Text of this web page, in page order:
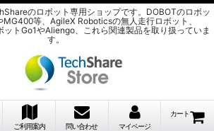
のロボット専用ショップです。DOBOTのロボッ
MG400等、AgileX Roboticsの無人走行ロボット、
トGo1やAliengo、これら関連製品を取り扱っていま
す。
ご利用案内 問い合わせ マイページ
カート